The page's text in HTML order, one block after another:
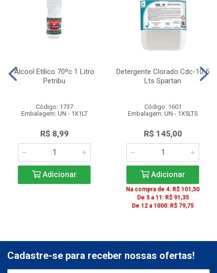
Álcool Etílico 70ºc 1 Litro
Petribu
Código: 1737
Embalagem: UN - 1X1LT
R$ 8,99
Adicionar
Detergente Clorado Cdc-10 5
Lts Spartan
Código: 1601
Embalagem: UN - 1X5LTS
R$ 145,00
Adicionar
Na compra de 4: R$ 101,50
De 5 a 11: R$ 91,35
De 12 a 1000: R$ 79,75
Cadastre-se para receber nossas ofertas!